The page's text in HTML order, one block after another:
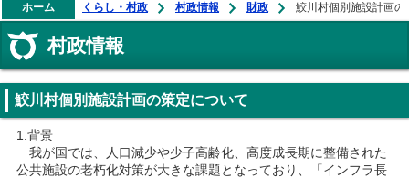
ホーム くらし・村政 村政情報 財政 鮫川村個別施設計画の
村政情報
鮫川村個別施設計画の策定について
1.背景
我が国では、人口減少や少子高齢化、高度成長期に整備された
公共施設の老朽化対策が大きな課題となっており、「インフラ長